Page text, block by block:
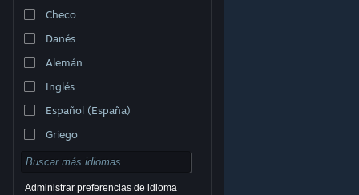
Checo
Danés
Alemán
Inglés
Español (España)
Griego
Administrar preferencias de idioma